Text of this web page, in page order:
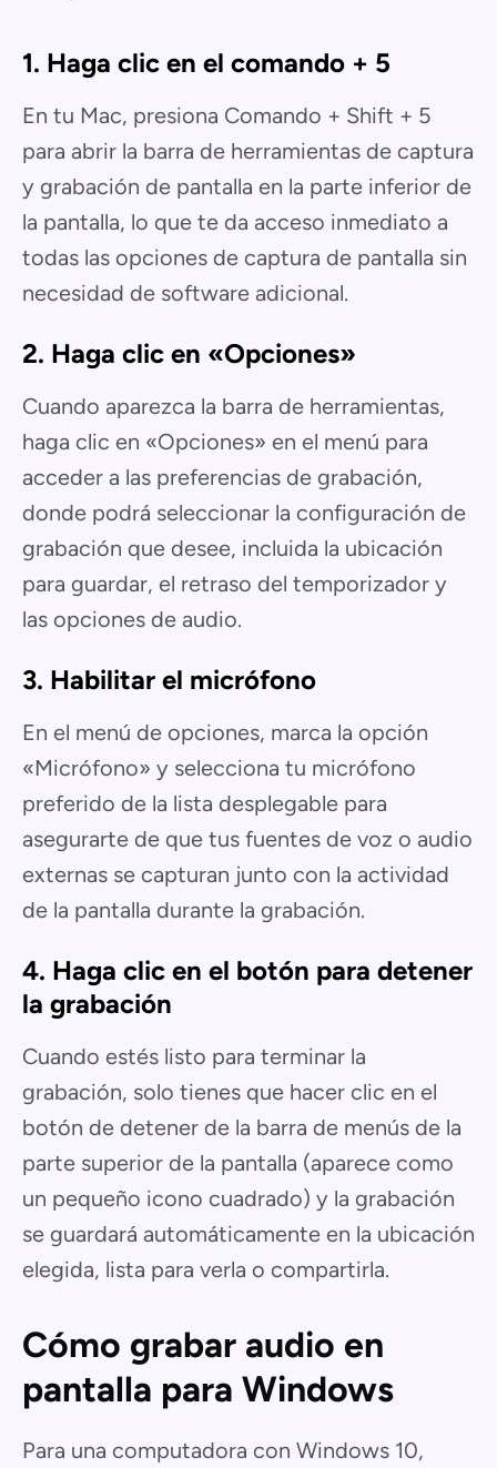
1. Haga clic en el comando + 5
En tu Mac, presiona Comando + Shift + 5
para abrir la barra de herramientas de captura
y grabación de pantalla en la parte inferior de
la pantalla, lo que te da acceso inmediato a
todas las opciones de captura de pantalla sin
necesidad de software adicional.
2. Haga clic en «Opciones»
Cuando aparezca la barra de herramientas,
haga clic en «Opciones» en el menú para
acceder a las preferencias de grabación,
donde podrá seleccionar la configuración de
grabación que desee, incluida la ubicación
para guardar, el retraso del temporizador y
las opciones de audio.
3. Habilitar el micrófono
En el menú de opciones, marca la opción
«Micrófono» y selecciona tu micrófono
preferido de la lista desplegable para
asegurarte de que tus fuentes de voz o audio
externas se capturan junto con la actividad
de la pantalla durante la grabación.
4. Haga clic en el botón para detener
la grabación
Cuando estés listo para terminar la
grabación, solo tienes que hacer clic en el
botón de detener de la barra de menús de la
parte superior de la pantalla (aparece como
un pequeño icono cuadrado) y la grabación
se guardará automáticamente en la ubicación
elegida, lista para verla o compartirla.
Cómo grabar audio en
pantalla para Windows
Para una computadora con Windows 10,